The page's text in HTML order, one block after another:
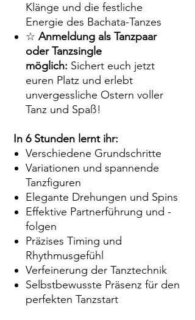
Klänge und die festliche
Energie des Bachata-Tanzes
☆ Anmeldung als Tanzpaar
oder Tanzsingle
möglich: Sichert euch jetzt
euren Platz und erlebt
unvergessliche Ostern voller
Tanz und Spaß!
In 6 Stunden lernt ihr:
Verschiedene Grundschritte
Variationen und spannende
Tanzfiguren
Elegante Drehungen und Spins
Effektive Partnerführung und -
folgen
Präzises Timing und
Rhythmusgefühl
Verfeinerung der Tanztechnik
Selbstbewusste Präsenz für den
perfekten Tanzstart